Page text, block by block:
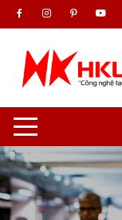
Chuyển
tới
dung